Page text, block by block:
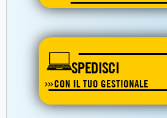
SPEDISCI
CON IL TUO GESTIONALE